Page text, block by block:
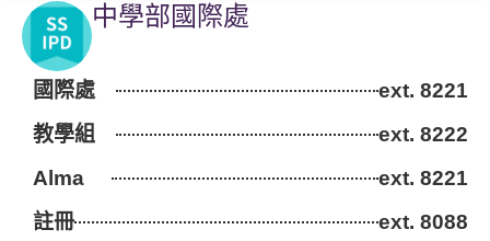
中學部國際處
國際處
ext. 8221
教學組
ext. 8222
Alma
ext. 8221
註冊
ext. 8088